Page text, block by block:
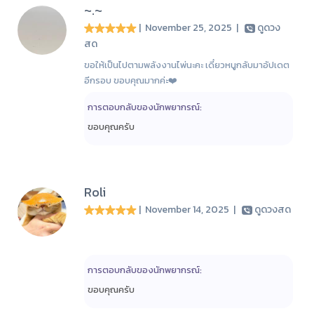
~.~
| November 25, 2025 |
ดูดวง
สด
ขอให้เป็นไปตามพลังงานไพ่นะคะ เดี๋ยวหนูกลับมาอัปเดต
อีกรอบ ขอบคุณมากค่ะ❤️
การตอบกลับของนักพยากรณ์:
ขอบคุณครับ
Roli
| November 14, 2025 | ดูดวงสด
การตอบกลับของนักพยากรณ์:
ขอบคุณครับ